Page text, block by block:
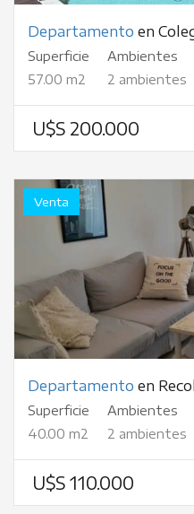
Departamento en
Superficie
57.00 m2
Ambientes
2 ambientes
U$S 200.000
Venta
Departamento en
Superficie
40.00 m2
Ambientes
2 ambientes
U$S 110.000